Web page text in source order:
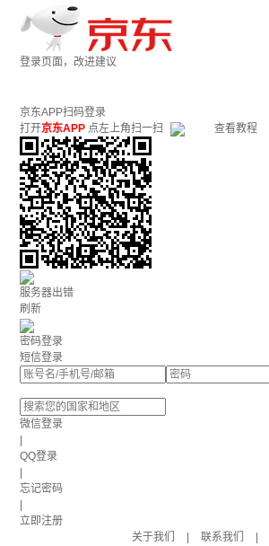
登录页面，改进建议
京东APP扫码登录
打开京东APP 点左上角扫一扫 查看教程
服务器出错
刷新
密码登录
短信登录
微信登录
QQ登录
忘记密码
立即注册
关于我们
联系我们